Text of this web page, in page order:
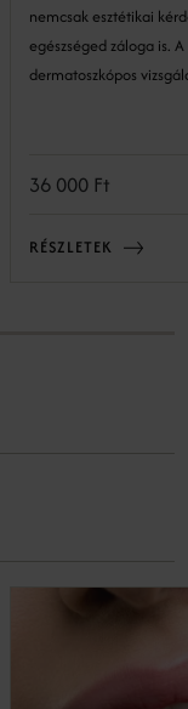
nemcsak esztétikai
egészséged záloga is.
dermatoszkópos
és szakértelemmel
kezekben vannak.
36 000 Ft
RÉSZLETEK